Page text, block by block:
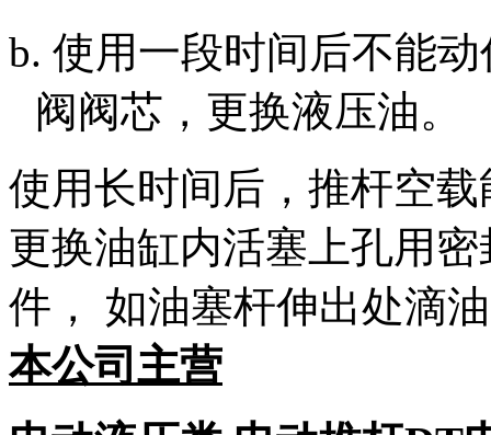
b. 使用一段时间后不能
阀阀芯，更换液压油。
使用长时间后，推杆空
更换油缸内活塞上孔用
件，
如油塞杆伸出处滴
本公司主营